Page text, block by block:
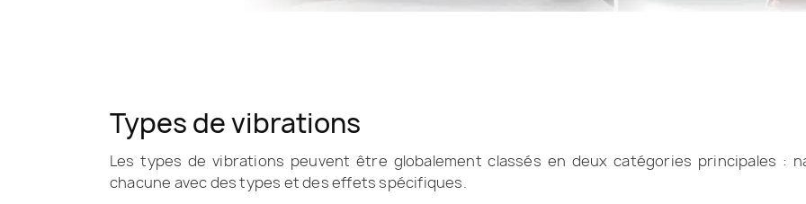
Types de vibrations
Les types de vibrations peuvent être globalement classés en deux catégories principales :
chacune avec des types et des effets spécifiques.